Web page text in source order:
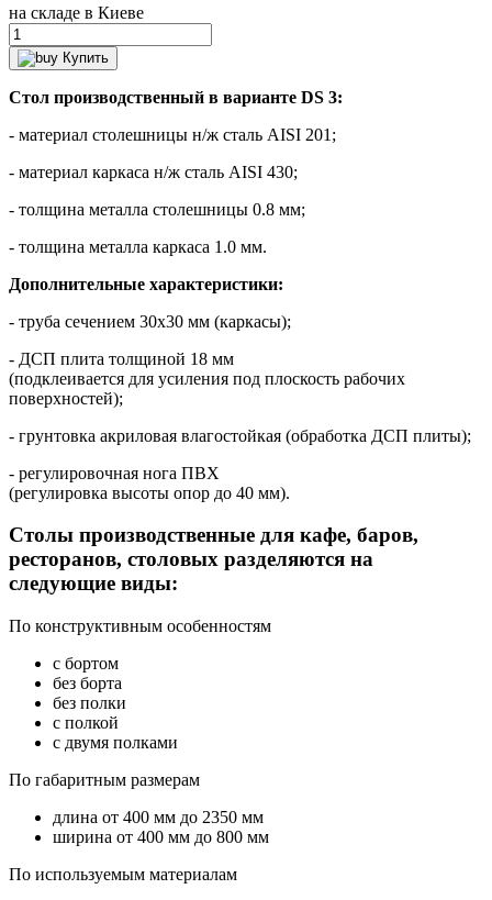
на складе в Киеве
Купить
Стол производственный в варианте DS 3:
- материал столешницы н/ж сталь AISI 201;
- материал каркаса н/ж сталь AISI 430;
- толщина металла столешницы 0.8 мм;
- толщина металла каркаса 1.0 мм.
Дополнительные характеристики:
- труба сечением 30х30 мм (каркасы);
- ДСП плита толщиной 18 мм
(подклеивается для усиления под плоскость рабочих
поверхностей);
- грунтовка акриловая влагостойкая (обработка ДСП плиты);
- регулировочная нога ПВХ
(регулировка высоты опор до 40 мм).
Столы производственные для кафе, баров,
ресторанов, столовых разделяются на
следующие виды:
По конструктивным особенностям
с бортом
без борта
без полки
с полкой
с двумя полками
По габаритным размерам
длина от 400 мм до 2350 мм
ширина от 400 мм до 800 мм
По используемым материалам